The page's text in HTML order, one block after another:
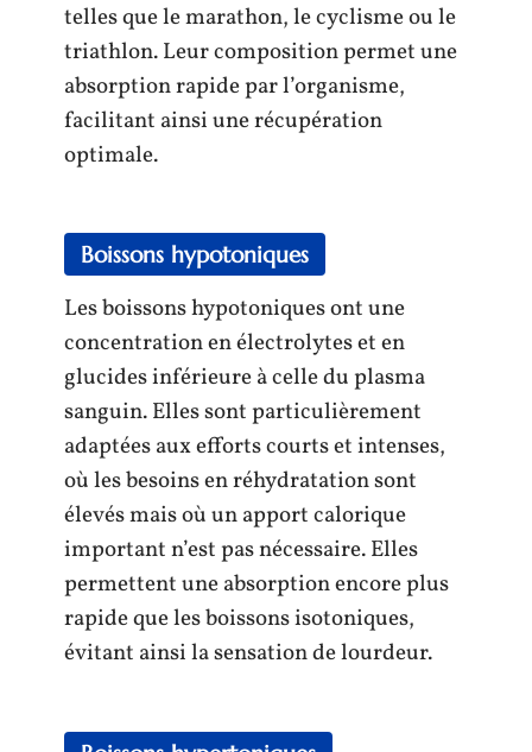
telles que le marathon, le cyclisme ou le
triathlon. Leur composition permet une
absorption rapide par l’organisme,
facilitant ainsi une récupération
optimale.
Boissons hypotoniques
Les boissons hypotoniques ont une
concentration en électrolytes et en
glucides inférieure à celle du plasma
sanguin. Elles sont particulièrement
adaptées aux efforts courts et intenses,
où les besoins en réhydratation sont
élevés mais où un apport calorique
important n’est pas nécessaire. Elles
permettent une absorption encore plus
rapide que les boissons isotoniques,
évitant ainsi la sensation de lourdeur.